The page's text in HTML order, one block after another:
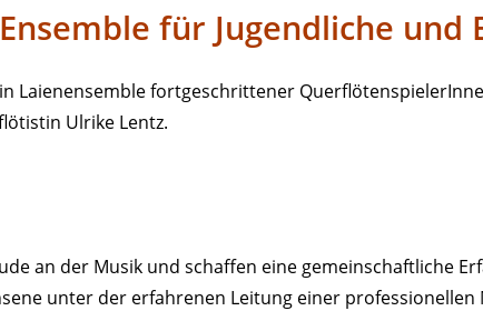
für Jugendliche und
Laienensemble fortgeschrittener
Ulrike Lentz.
an der Musik und schaffen eine gemeinschaftliche
unter der erfahrenen Leitung einer